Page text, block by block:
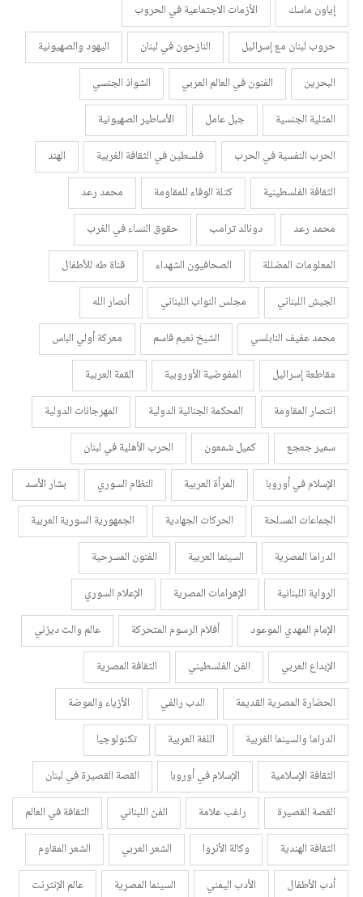
إياون ماسك
الأزمات الاجتماعية في الحروب
حروب لبنان مع إسرائيل
النازحون في لبنان
اليهود والصهيونية
البحرين
الفنون في العالم العربي
الشواذ الجنسي
المثلية الجنسية
جبل عامل
الأساطير الصهيونية
الحرب النفسية في الحرب
فلسطين في الثقافة الغربية
الهند
الثقافة الفلسطينية
كتلة الوفاء للمقاومة
محمد رعد
محمد رعد
دونالد ترامب
حقوق النساء في الغرب
المعلومات المضللة
الصحافيون الشهداء
قناة طه للأطفال
الجيش اللبناني
مجلس النواب اللبناني
أنصار الله
محمد عفيف النابلسي
الشيخ نعيم قاسم
معركة أولي الباس
مقاطعة إسرائيل
المفوضية الأوروبية
القمة العربية
انتصار المقاومة
المحكمة الجنائية الدولية
المهرجانات الدولية
سمير جعجع
كميل شمعون
الحرب الأهلية في لبنان
الإسلام في أوروبا
المرأة العربية النظام السوري
بشار الأسد
الجماعات المسلحة
الحركات الجهادية
الجمهورية السورية العربية
الدراما المصرية
السينما العربية
الفنون المسرحية
الرواية اللبنانية
الإهرامات المصرية
الإعلام السوري
الإمام المهدي الموعود
أفلام الرسوم المتحركة
عالم والت ديزني
الإبداع العربي
الفن الفلسطيني
الثقافة المصرية
الحضارة المصرية القديمة
الدب رالفي
الأزياء والموضة
الدراما والسينما الغربية
اللغة العربية
تكنولوجيا
الثقافة الإسلامية
الإسلام في أوروبا
القصة القصيرة في لبنان
القصة القصيرة
راغب علامة الفن اللبناني
الثقافة في العالم
الثقافة الهندية
وكالة الأنروا الشعر العربي
الشعر المقاوم
أدب الأطفال
الأدب اليمني السينما المصرية
عالم الإنترنت